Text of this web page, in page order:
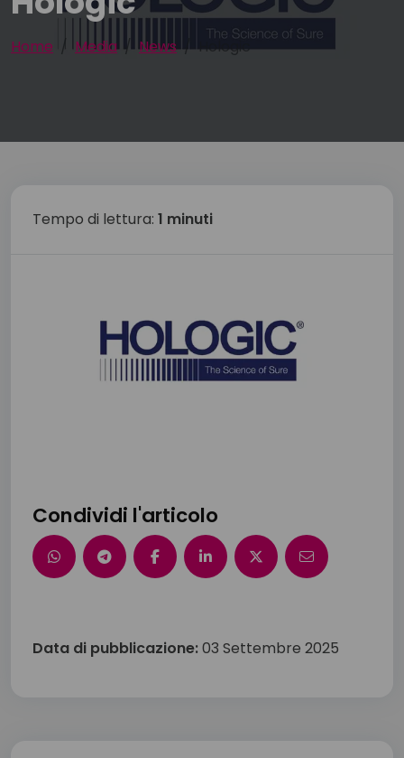
Home Media News Hologic
Tempo di lettura: 1 minuti
Condividi l'articolo
Data di pubblicazione:03 Settembre 2025